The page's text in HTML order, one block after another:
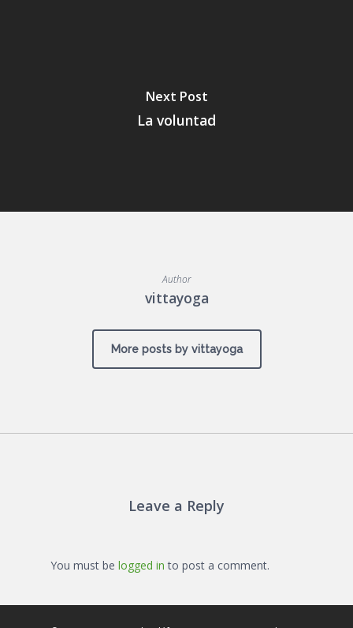
Next Post
La voluntad
Author
vittayoga
More posts by vittayoga
Leave a Reply
You must be logged in to post a comment.